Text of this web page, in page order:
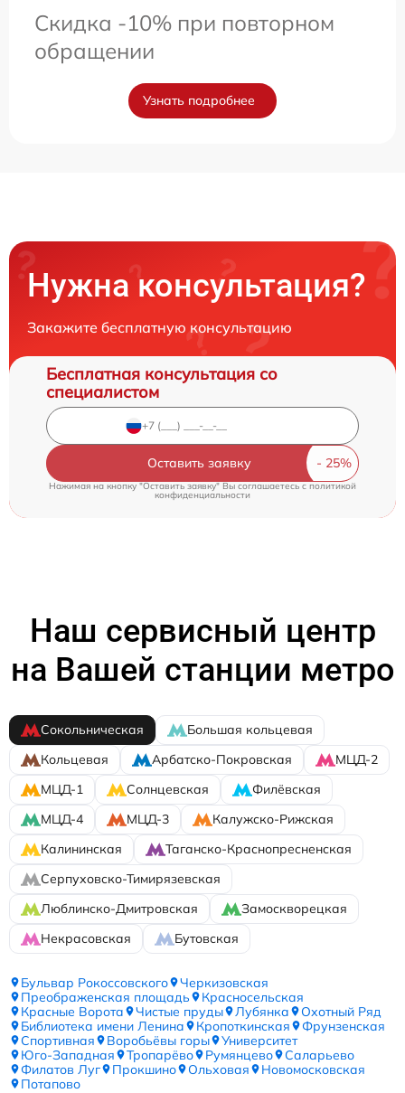
Скидка -10% при повторном
обращении
Узнать подробнее
Нужна консультация?
Закажите бесплатную консультацию
Бесплатная консультация со
специалистом
Оставить заявку
Нажимая на кнопку "Оставить заявку" Вы соглашаетесь cполитикой
конфиденциальности
Наш сервисный центр
на Вашей станции метро
Сокольническая
Большая кольцевая
Кольцевая
Арбатско-Покровская
МЦД-2
МЦД-1
Солнцевская
Филёвская
МЦД-4
МЦД-3
Калужско-Рижская
Калининская
Таганско-Краснопресненская
Серпуховско-Тимирязевская
Люблинско-Дмитровская
Замоскворецкая
Некрасовская
Бутовская
Бульвар Рокоссовского
Черкизовская
Преображенская площадь
Красносельская
Красные Ворота
Чистые пруды Лубянка
Охотный Ряд
Библиотека имени Ленина
Кропоткинская
Фрунзенская
Спортивная
Воробьёвы горы
Университет
Юго-Западная
Тропарёво Румянцево
Саларьево
Филатов Луг
Прокшино Ольховая
Новомосковская
Потапово